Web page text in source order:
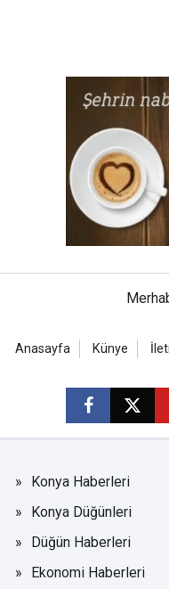
Anasayfa Künye
Konya Haberleri
Konya Düğünleri
Düğün Haberleri
Ekonomi Haberleri